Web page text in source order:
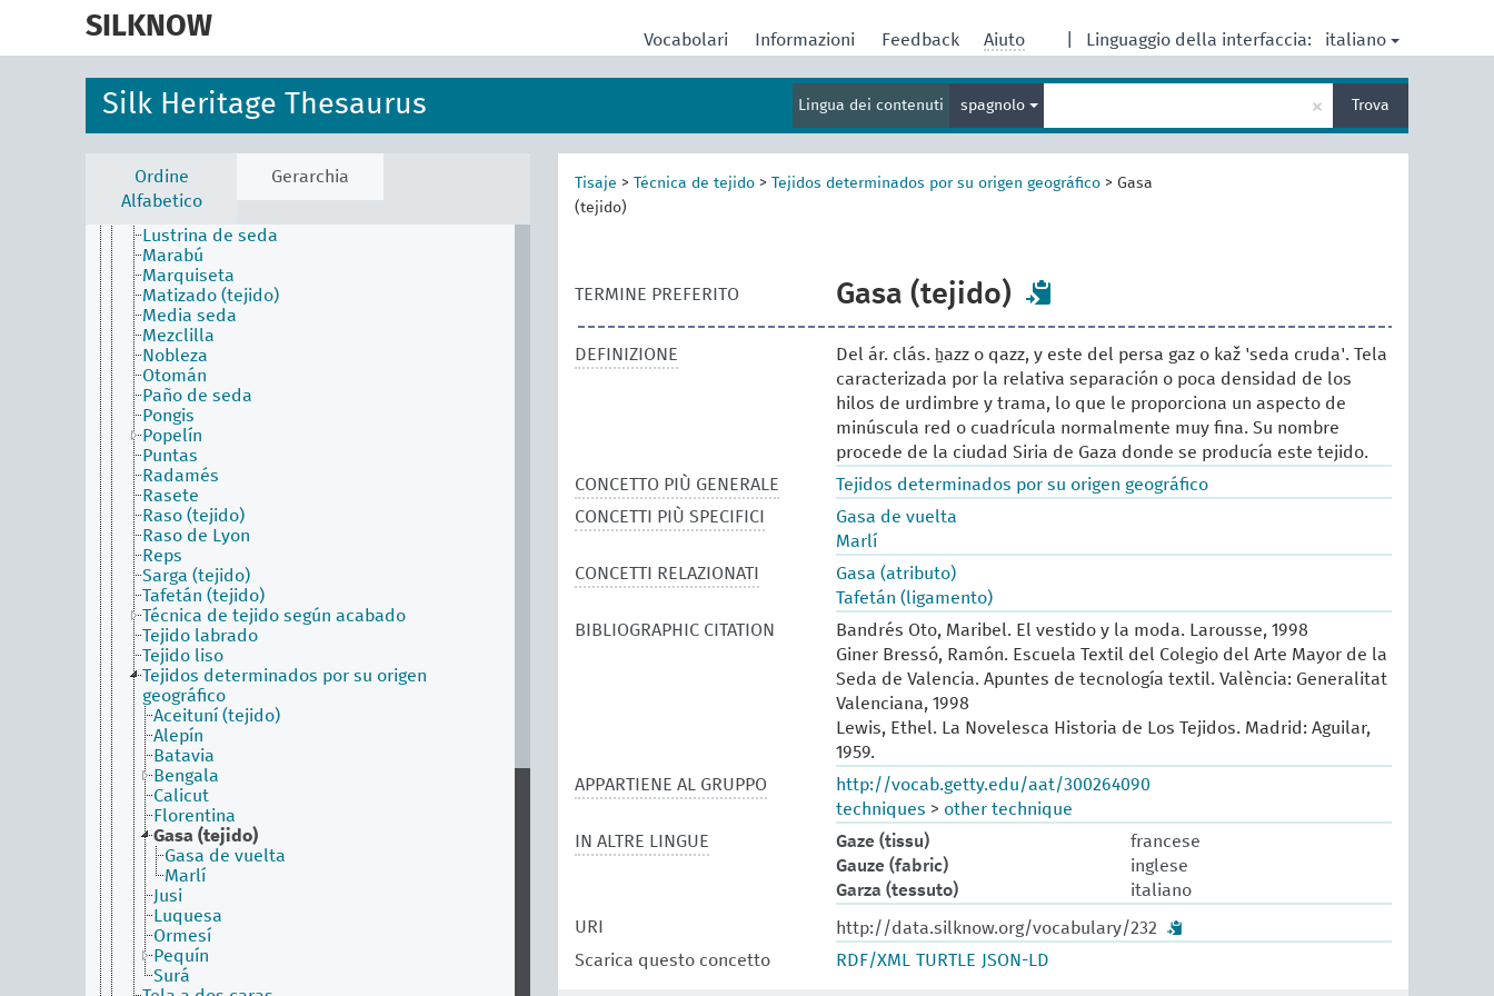
SILKNOW Linguaggio della interfaccia: italiano
Vocabolari Informazioni Feedback Aiuto
Silk Heritage Thesaurus Lingua dei contenuti spagnolo
termine
per
la
× Trova
Ordine
Alfabetico
Gerarchia
Felpa
Frisado
Gayadura
Gorgorán
Granadina
Jacquard
Jamete
Lampás
Lampasete
Lustrina de seda
Marabú
Marquiseta
Matizado (tejido)
Media seda
Mezclilla
Nobleza
Otomán
Paño de seda
Pongis
Popelín
Puntas
Radamés
Rasete
Raso (tejido)
Raso de Lyon
Reps
Sarga (tejido)
Tafetán (tejido)
Técnica de tejido según acabado
Tejido labrado
Tejido liso
Tejidos determinados por su origen
geográfico
Aceituní (tejido)
Alepín
Batavia
Bengala
Calicut
Florentina
Gasa (tejido)
Gasa de vuelta
Marlí
Jusi
Luquesa
Ormesí
Pequín
Surá
Tisaje > Técnica de tejido > Tejidos determinados por su origen geográfico > Gasa
(tejido)
TERMINE PREFERITO Gasa (tejido)
DEFINIZIONE
Del ár. clás. ẖazz o qazz, y este del persa gaz o kaž 'seda cruda'. Tela
caracterizada por la relativa separación o poca densidad de los
hilos de urdimbre y trama, lo que le proporciona un aspecto de
minúscula red o cuadrícula normalmente muy fina. Su nombre
procede de la ciudad Siria de Gaza donde se producía este tejido.
CONCETTO PIÙ GENERALE
Tejidos determinados por su origen geográfico
CONCETTI PIÙ SPECIFICI
Gasa de vuelta
Marlí
CONCETTI RELAZIONATI
Gasa (atributo)
Tafetán (ligamento)
BIBLIOGRAPHIC CITATION
Bandrés Oto, Maribel. El vestido y la moda. Larousse, 1998
Giner Bressó, Ramón. Escuela Textil del Colegio del Arte Mayor de la
Seda de Valencia. Apuntes de tecnología textil. València: Generalitat
Valenciana, 1998
Lewis, Ethel. La Novelesca Historia de Los Tejidos. Madrid: Aguilar,
1959.
APPARTIENE AL GRUPPO
http://vocab.getty.edu/aat/300264090
techniques > other technique
IN ALTRE LINGUE
Gaze (tissu)
francese
Gauze (fabric)
inglese
Garza (tessuto)
italiano
URI
http://data.silknow.org/vocabulary/232
Scarica questo concetto
RDF/XML TURTLE JSON-LD